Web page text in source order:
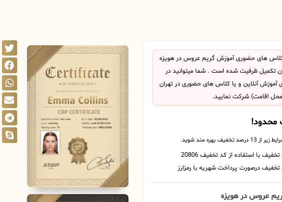
های حضوری آموزش گریم عروس در هویزه
تکمیل ظرفیت شده است . شما میتوانید در
آموزش آنلاین و یا کلاس های حضوری در تهران
محل اقامت) شرکت نمایید.
محدود!
تخفیف بهره مند شوید.
عروس در هویزه